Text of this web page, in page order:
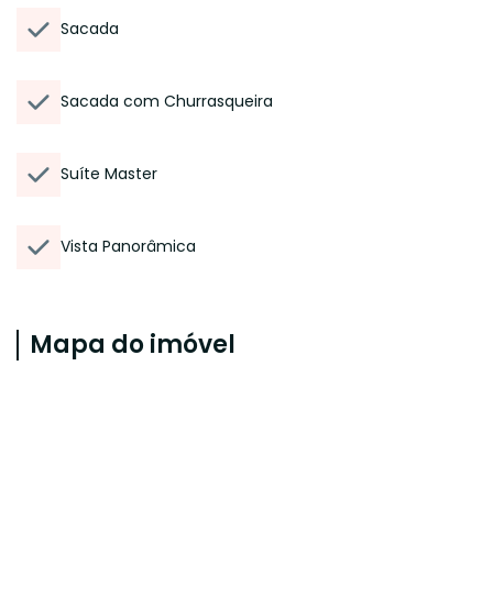
Sacada
Sacada com Churrasqueira
Suíte Master
Vista Panorâmica
Mapa do imóvel